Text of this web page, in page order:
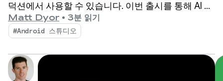
덕션에서 사용할 수 있습니다. 이번 출시를 통해 AI 기
반 워크플로를 더욱 세부적으로 제어하고 맞춤설정할
수 있어 고품질 Android 앱을 그 어느 때보다 쉽게 빌
드할 수 있습니다.
Matt Dyor • 3분 읽기
#Android 스튜디오